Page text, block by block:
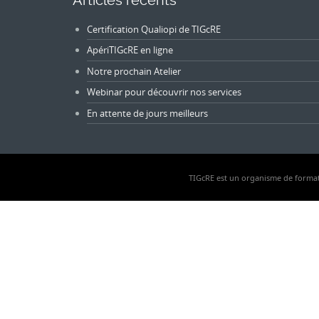
Certification Qualiopi de TIGcRE
ApériTIGcRE en ligne
Notre prochain Atelier
Webinar pour découvrir nos services
En attente de jours meilleurs
TIGcRE est un organisme de